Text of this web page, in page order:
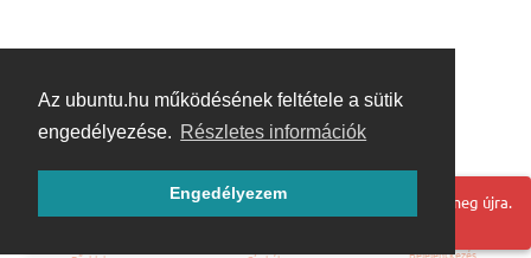
Az ubuntu.hu működésének feltétele a sütik
engedélyezése. Részletes információk
Engedélyezem
Hoppá! Valami hiba történt. Frissítse az oldalt és próbálja meg újra.
Bejelentkezés